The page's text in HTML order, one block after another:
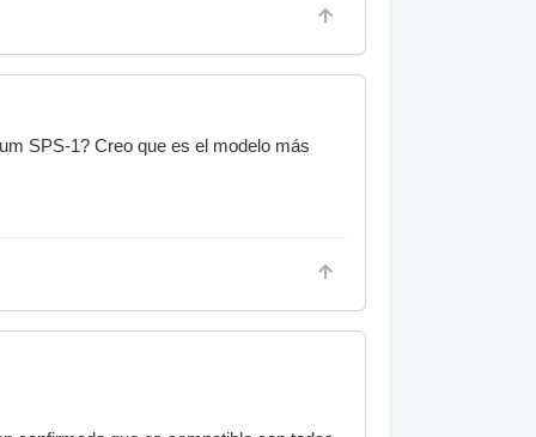
SPS-1? Creo que es el modelo más